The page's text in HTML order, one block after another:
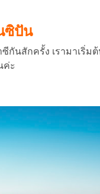
ซิปัน
กันสักครั้ง เรามาเริ่ม
ค่ะ